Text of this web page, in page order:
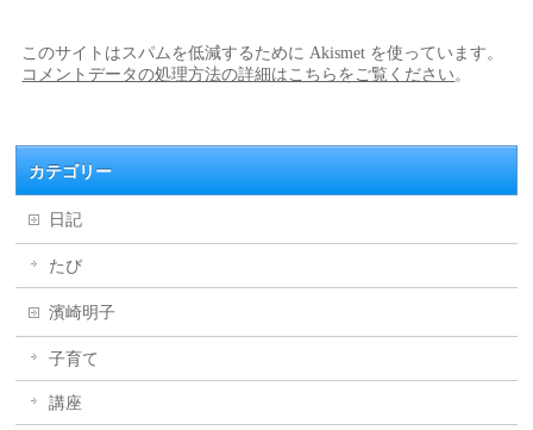
このサイトはスパムを低減するために Akismet を使っています。
コメントデータの処理方法の詳細はこちらをご覧ください 。
カテゴリー
日記
たび
濱崎明子
子育て
講座